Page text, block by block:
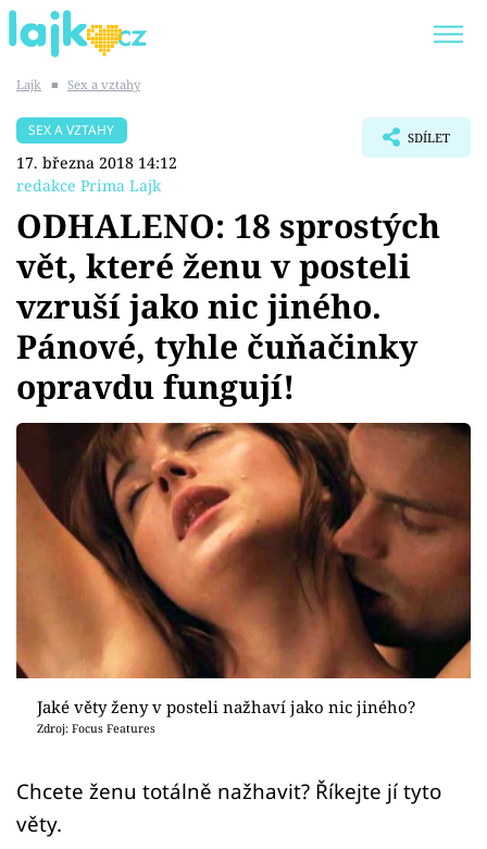
SHOPAHOLICADEL
Témata
Showbyznys
Youtubeři
Virály
Sex a vztahy
Videa
Sledujte prima+
Přihlášení
Lajk ■ Sex a vztahy
SEX A VZTAHY
17. března 2018 14:12
redakce Prima Lajk
SDÍLET
ODHALENO: 18 sprostých
vět, které ženu v posteli
vzruší jako nic jiného.
Pánové, tyhle čuňačinky
opravdu fungují!
Jaké věty ženy v posteli nažhaví jako nic jiného?
Zdroj: Focus Features
Chcete ženu totálně nažhavit? Říkejte jí tyto
věty.